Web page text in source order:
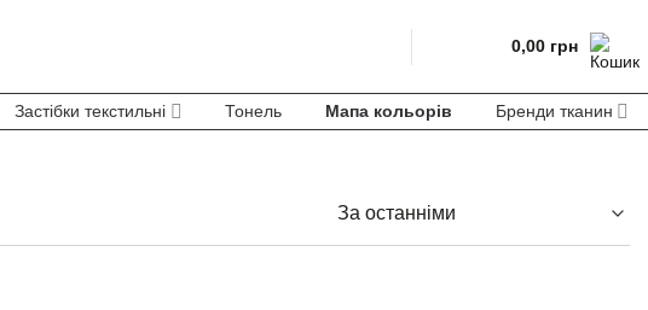
0,00 грн
Застібки текстильні Тонель Мапа кольорів Бренди тканин